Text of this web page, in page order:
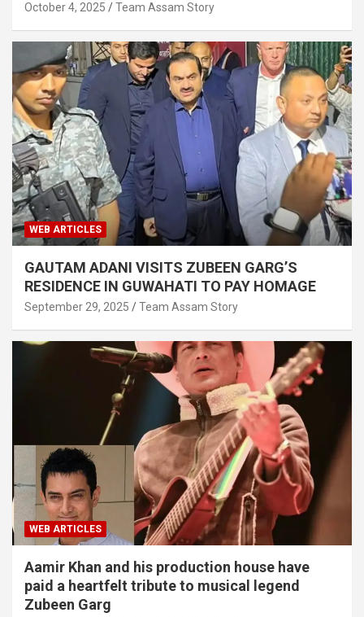
October 4, 2025 Team Assam Story
WEB ARTICLES
GAUTAM ADANI VISITS ZUBEEN GARG’S
RESIDENCE IN GUWAHATI TO PAY HOMAGE
September 29, 2025 Team Assam Story
WEB ARTICLES
Aamir Khan and his production house have
paid a heartfelt tribute to musical legend
Zubeen Garg